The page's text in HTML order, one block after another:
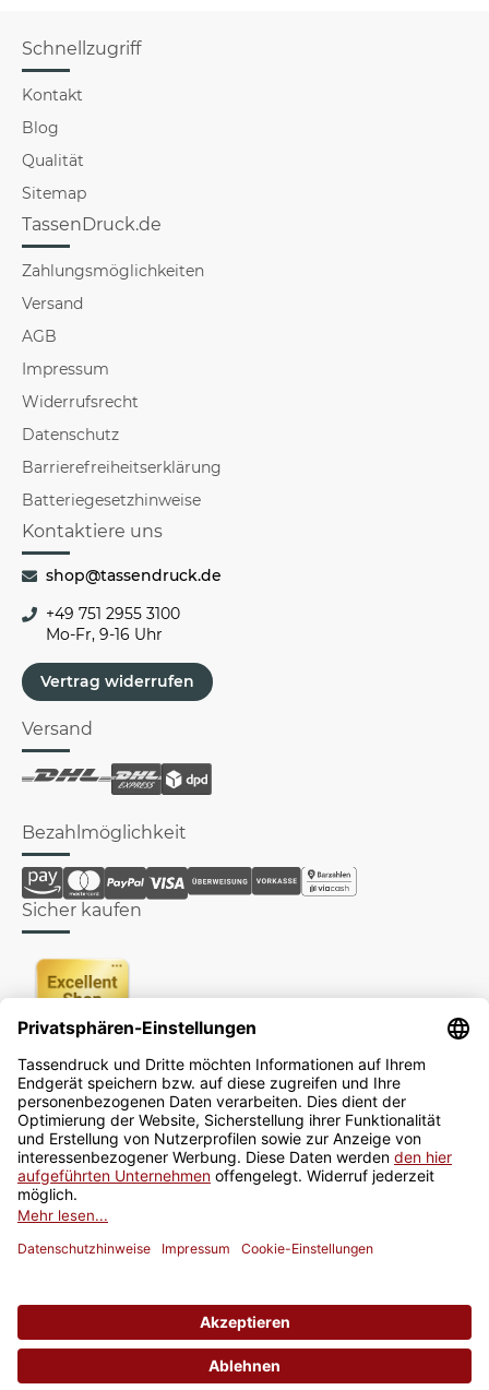
Schnellzugriff
Kontakt
Blog
Qualität
Sitemap
TassenDruck.de
Zahlungsmöglichkeiten
Versand
AGB
Impressum
Widerrufsrecht
Datenschutz
Barrierefreiheitserklärung
Batteriegesetzhinweise
Kontaktiere uns
shop@tassendruck.de
+49 751 2955 3100
Mo-Fr, 9-16 Uhr
Vertrag widerrufen
Versand
Bezahlmöglichkeit
Sicher kaufen
Newsletter